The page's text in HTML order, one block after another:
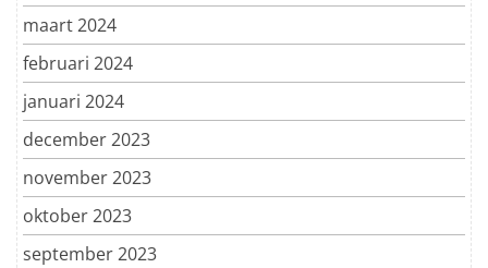
maart 2024
februari 2024
januari 2024
december 2023
november 2023
oktober 2023
september 2023